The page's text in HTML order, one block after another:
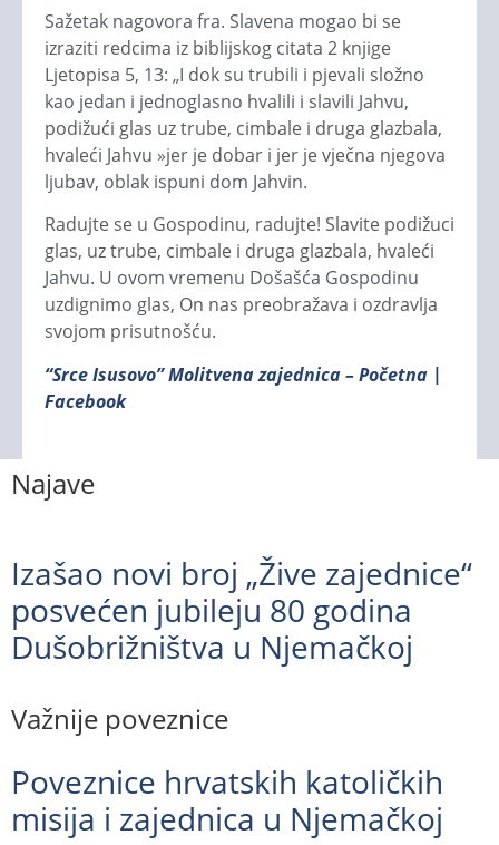
Sažetak nagovora fra. Slavena mogao bi se
izraziti redcima iz biblijskog citata 2 knjige
Ljetopisa 5, 13: „I dok su trubili i pjevali složno
kao jedan i jednoglasno hvalili i slavili Jahvu,
podižući glas uz trube, cimbale i druga glazbala,
hvaleći Jahvu »jer je dobar i jer je vječna njegova
ljubav, oblak ispuni dom Jahvin.
Radujte se u Gospodinu, radujte! Slavite podižuci
glas, uz trube, cimbale i druga glazbala, hvaleći
Jahvu. U ovom vremenu Došašća Gospodinu
uzdignimo glas, On nas preobražava i ozdravlja
svojom prisutnošću.
“Srce Isusovo” Molitvena zajednica – Početna |
Facebook
Najave
Izašao novi broj „Žive zajednice“
posvećen jubileju 80 godina
Dušobrižništva u Njemačkoj
Važnije poveznice
Poveznice hrvatskih katoličkih
misija i zajednica u Njemačkoj